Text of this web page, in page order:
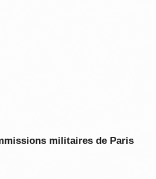
militaires de Paris